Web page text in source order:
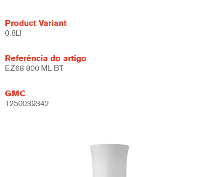
Product Variant
0.8LT
Referência do artigo
EZ68 800 ML BT
GMC
1250039342